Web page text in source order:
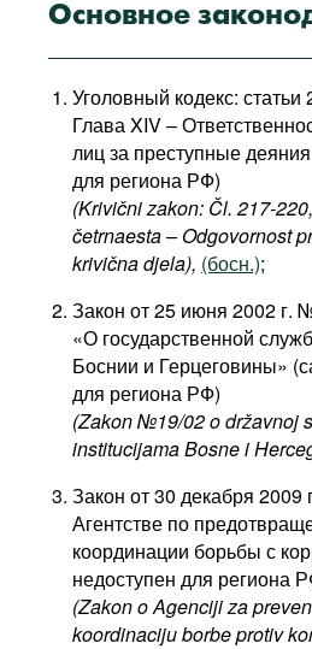
Профили
Стран
Международных
Литература
Сайты
Документы
организаций
Фильмы
Подкасты
Книжная полка
О проекте
Основное
Уголовный кодекс: статьи
Глава XIV –
лиц за преступные
для региона РФ)
(Krivični zakon: Čl. 217-
četrnaesta – Odgovornost
krivična djela), (босн.);
Закон от 25 июня 2002 г.
«О государственной
Боснии и Герцеговины»
для региона РФ)
(Zakon №19/02 o državnoj
institucijama Bosne i
Закон от 30 декабря
Агентстве по
координации борьбы с
недоступен для региона
(Zakon o Agenciji za
koordinaciju borbe protiv